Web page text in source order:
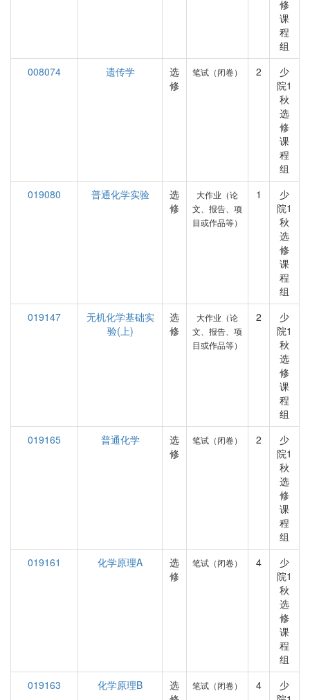
修
课
程
组
008074
遗传学
选
修
笔试（闭卷） 2
少
院1
秋
选
修
课
程
组
019080
普通化学实验
选
修
大作业（论
文、报告、项
目或作品等）
1
少
院1
秋
选
修
课
程
组
019147
无机化学基础实
验(上)
选
修
大作业（论
文、报告、项
目或作品等）
2
少
院1
秋
选
修
课
程
组
019165
普通化学
选
修
笔试（闭卷） 2
少
院1
秋
选
修
课
程
组
019161
化学原理A
选
修
笔试（闭卷） 4
少
院1
秋
选
修
课
程
组
019163
化学原理B
选
笔试（闭卷） 4
少